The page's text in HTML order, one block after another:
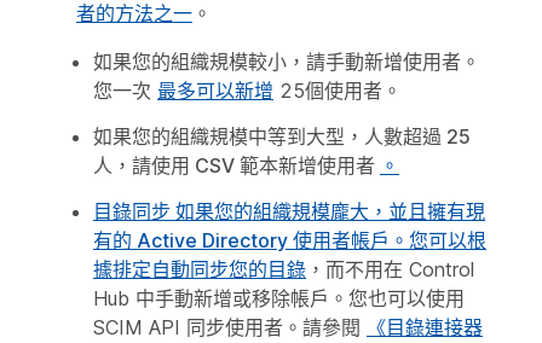
者的方法之一 。
如果您的組織規模較小，請手動新增使用者。
您一次 最多可以新增 25個使用者。
如果您的組織規模中等到大型，人數超過 25
人，請使用 CSV 範本新增使用者 。
目錄同步 如果您的組織規模龐大，並且擁有現
有的 Active Directory 使用者帳戶。您可以根
據排定自動同步您的目錄 ，而不用在 Control
Hub 中手動新增或移除帳戶。您也可以使用
SCIM API 同步使用者。請參閱
《目錄連接器